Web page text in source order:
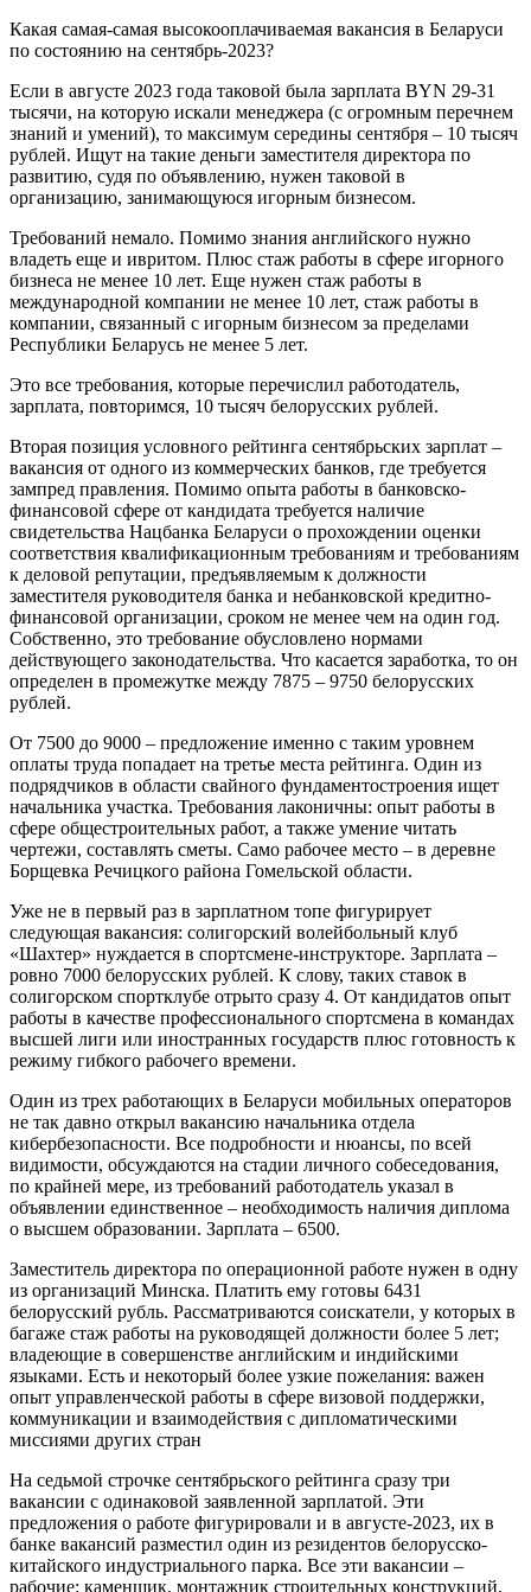
Какая самая-самая высокооплачиваемая вакансия в Беларуси
по состоянию на сентябрь-2023?
Если в августе 2023 года таковой была зарплата BYN 29-31
тысячи, на которую искали менеджера (с огромным перечнем
знаний и умений), то максимум середины сентября – 10 тысяч
рублей. Ищут на такие деньги заместителя директора по
развитию, судя по объявлению, нужен таковой в
организацию, занимающуюся игорным бизнесом.
Требований немало. Помимо знания английского нужно
владеть еще и ивритом. Плюс стаж работы в сфере игорного
бизнеса не менее 10 лет. Еще нужен стаж работы в
международной компании не менее 10 лет, стаж работы в
компании, связанный с игорным бизнесом за пределами
Республики Беларусь не менее 5 лет.
Это все требования, которые перечислил работодатель,
зарплата, повторимся, 10 тысяч белорусских рублей.
Вторая позиция условного рейтинга сентябрьских зарплат –
вакансия от одного из коммерческих банков, где требуется
зампред правления. Помимо опыта работы в банковско-
финансовой сфере от кандидата требуется наличие
свидетельства Нацбанка Беларуси о прохождении оценки
соответствия квалификационным требованиям и требованиям
к деловой репутации, предъявляемым к должности
заместителя руководителя банка и небанковской кредитно-
финансовой организации, сроком не менее чем на один год.
Собственно, это требование обусловлено нормами
действующего законодательства. Что касается заработка, то он
определен в промежутке между 7875 – 9750 белорусских
рублей.
От 7500 до 9000 – предложение именно с таким уровнем
оплаты труда попадает на третье места рейтинга. Один из
подрядчиков в области свайного фундаментостроения ищет
начальника участка. Требования лаконичны: опыт работы в
сфере общестроительных работ, а также умение читать
чертежи, составлять сметы. Само рабочее место – в деревне
Борщевка Речицкого района Гомельской области.
Уже не в первый раз в зарплатном топе фигурирует
следующая вакансия: солигорский волейбольный клуб
«Шахтер» нуждается в спортсмене-инструкторе. Зарплата –
ровно 7000 белорусских рублей. К слову, таких ставок в
солигорском спортклубе отрыто сразу 4. От кандидатов опыт
работы в качестве профессионального спортсмена в командах
высшей лиги или иностранных государств плюс готовность к
режиму гибкого рабочего времени.
Один из трех работающих в Беларуси мобильных операторов
не так давно открыл вакансию начальника отдела
кибербезопасности. Все подробности и нюансы, по всей
видимости, обсуждаются на стадии личного собеседования,
по крайней мере, из требований работодатель указал в
объявлении единственное – необходимость наличия диплома
о высшем образовании. Зарплата – 6500.
Заместитель директора по операционной работе нужен в одну
из организаций Минска. Платить ему готовы 6431
белорусский рубль. Рассматриваются соискатели, у которых в
багаже стаж работы на руководящей должности более 5 лет;
владеющие в совершенстве английским и индийскими
языками. Есть и некоторый более узкие пожелания: важен
опыт управленческой работы в сфере визовой поддержки,
коммуникации и взаимодействия с дипломатическими
миссиями других стран
На седьмой строчке сентябрьского рейтинга сразу три
вакансии с одинаковой заявленной зарплатой. Эти
предложения о работе фигурировали и в августе-2023, их в
банке вакансий разместил один из резидентов белорусско-
китайского индустриального парка. Все эти вакансии –
рабочие: каменщик, монтажник строительных конструкций,